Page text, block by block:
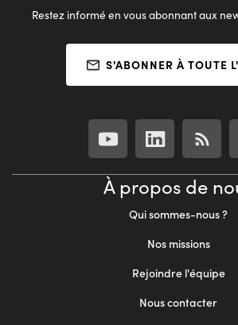
Restez informé en vous abonnant aux
S'ABONNER À TOUTE
À propos de
Qui sommes-nous ?
Nos missions
Rejoindre l'équipe
Nous contacter